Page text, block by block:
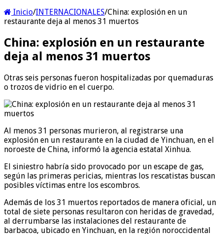
Inicio/INTERNACIONALES/China: explosión en un
restaurante deja al menos 31 muertos
China: explosión en un restaurante
deja al menos 31 muertos
Otras seis personas fueron hospitalizadas por quemaduras
o trozos de vidrio en el cuerpo.
Al menos 31 personas murieron, al registrarse una
explosión en un restaurante en la ciudad de Yinchuan, en el
noroeste de China, informó la agencia estatal Xinhua.
El siniestro habría sido provocado por un escape de gas,
según las primeras pericias, mientras los rescatistas buscan
posibles víctimas entre los escombros.
Además de los 31 muertos reportados de manera oficial, un
total de siete personas resultaron con heridas de gravedad,
al derrumbarse las instalaciones del restaurante de
barbacoa, ubicado en Yinchuan, en la región noroccidental